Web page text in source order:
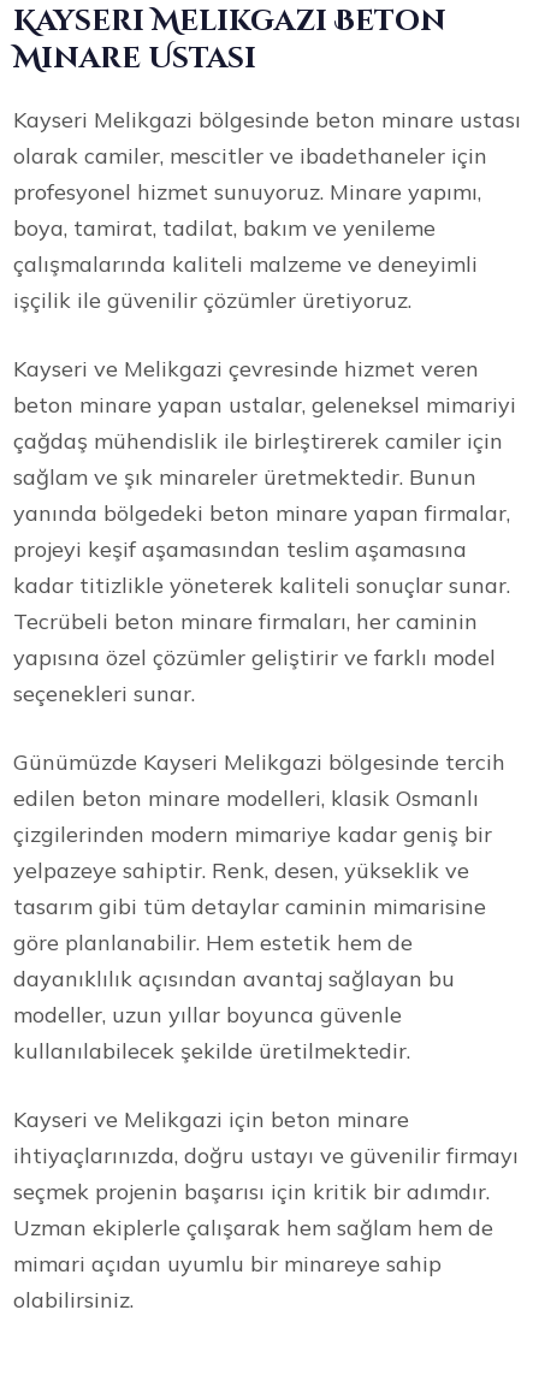
Kayseri Melikgazi Beton
Minare Ustası
Kayseri Melikgazi bölgesinde beton minare ustası
olarak camiler, mescitler ve ibadethaneler için
profesyonel hizmet sunuyoruz. Minare yapımı,
boya, tamirat, tadilat, bakım ve yenileme
çalışmalarında kaliteli malzeme ve deneyimli
işçilik ile güvenilir çözümler üretiyoruz.
Kayseri ve Melikgazi çevresinde hizmet veren
beton minare yapan ustalar, geleneksel mimariyi
çağdaş mühendislik ile birleştirerek camiler için
sağlam ve şık minareler üretmektedir. Bunun
yanında bölgedeki beton minare yapan firmalar,
projeyi keşif aşamasından teslim aşamasına
kadar titizlikle yöneterek kaliteli sonuçlar sunar.
Tecrübeli beton minare firmaları, her caminin
yapısına özel çözümler geliştirir ve farklı model
seçenekleri sunar.
Günümüzde Kayseri Melikgazi bölgesinde tercih
edilen beton minare modelleri, klasik Osmanlı
çizgilerinden modern mimariye kadar geniş bir
yelpazeye sahiptir. Renk, desen, yükseklik ve
tasarım gibi tüm detaylar caminin mimarisine
göre planlanabilir. Hem estetik hem de
dayanıklılık açısından avantaj sağlayan bu
modeller, uzun yıllar boyunca güvenle
kullanılabilecek şekilde üretilmektedir.
Kayseri ve Melikgazi için beton minare
ihtiyaçlarınızda, doğru ustayı ve güvenilir firmayı
seçmek projenin başarısı için kritik bir adımdır.
Uzman ekiplerle çalışarak hem sağlam hem de
mimari açıdan uyumlu bir minareye sahip
olabilirsiniz.